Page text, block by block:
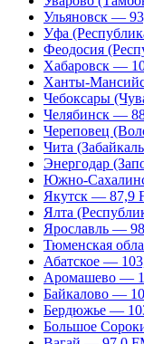
Ульяновск —
Уфа
Феодосия
Хабаровск —
Ханты-
Чебоксары
Челябинск —
Череповец
Чита
Энергодар
Южно-
Якутск — 87,9
Ялта
Ярославль —
Тюменская
Абатское —
Аромашево —
Байкалово —
Бердюжье —
Большое